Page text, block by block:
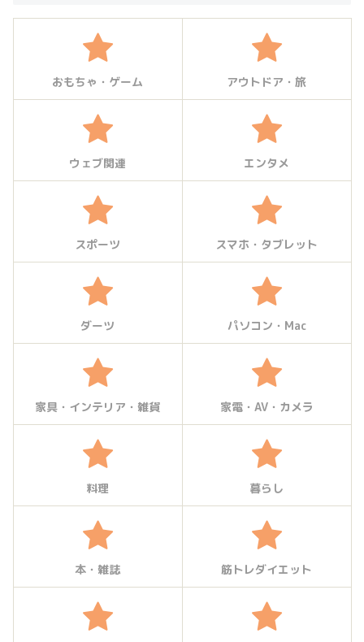
おもちゃ・ゲーム アウトドア・旅
ウェブ関連 エンタメ
スポーツ スマホ・タブレット
ダーツ パソコン・Mac
家具・インテリア・雑貨 家電・AV・カメラ
料理 暮らし
本・雑誌 筋トレダイエット